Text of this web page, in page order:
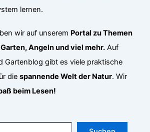
lernen.
wir auf unserem Portal zu Themen
Angeln und viel mehr. Auf
Gartenblog gibt es viele praktische
diespannende Welt der Natur. Wir
beim Lesen!